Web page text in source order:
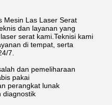
Mesin Las Laser Serat
dan layanan yang
serat kami.Teknisi kami
di tempat, serta
7.
dan pemeliharaan
pakai
perangkat lunak
diagnostik